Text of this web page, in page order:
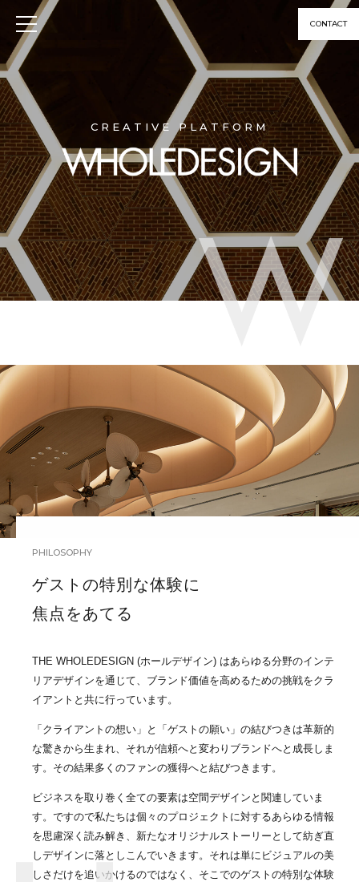
CONTACT
CREATIVE PLATFORM
PHILOSOPHY
ゲストの特別な体験に
焦点をあてる
THE WHOLEDESIGN (ホールデザイン) はあらゆる分野のインテ
リアデザインを通じて、ブランド価値を高めるための挑戦をクラ
イアントと共に行っています。
「クライアントの想い」と「ゲストの願い」の結びつきは革新的
な驚きから生まれ、それが信頼へと変わりブランドへと成長しま
す。その結果多くのファンの獲得へと結びつきます。
ビジネスを取り巻く全ての要素は空間デザインと関連していま
す。ですので私たちは個々のプロジェクトに対するあらゆる情報
を思慮深く読み解き、新たなオリジナルストーリーとして紡ぎ直
しデザインに落としこんでいきます。それは単にビジュアルの美
しさだけを追いかけるのではなく、そこでのゲストの特別な体験